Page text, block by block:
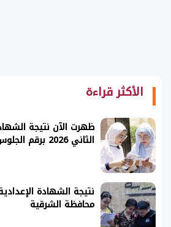
الأكثر قراءة
ظهرت الآن نتيجة
الثاني 2026 برقم الجلوس
محافظة الشرقية